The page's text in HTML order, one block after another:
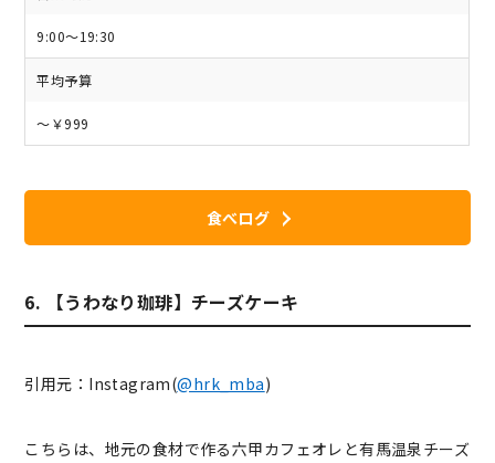
9:00～19:30
平均予算
～￥999
食べログ
6. 【うわなり珈琲】チーズケーキ
引用元：Instagram(@hrk_mba)
こちらは、地元の食材で作る六甲カフェオレと有馬温泉チーズ